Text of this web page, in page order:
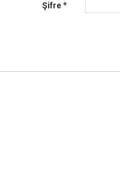
Şifre*